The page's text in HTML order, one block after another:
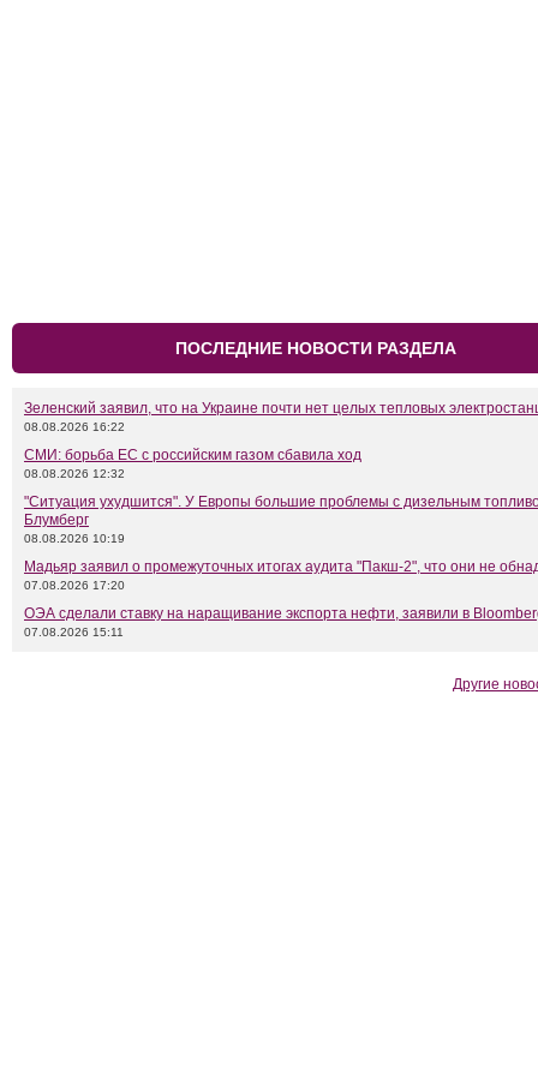
ПОСЛЕДНИЕ НОВОСТИ РАЗДЕЛА
Зеленский заявил, что на Украине почти нет целых тепловых
08.08.2026 16:22
СМИ: борьба ЕС с российским газом сбавила ход
08.08.2026 12:32
"Ситуация ухудшится". У Европы большие проблемы с дизельным
Блумберг
08.08.2026 10:19
Мадьяр заявил о промежуточных итогах аудита "Пакш-2", что они не
07.08.2026 17:20
ОЭА сделали ставку на наращивание экспорта нефти, заявили в
07.08.2026 15:11
Другие